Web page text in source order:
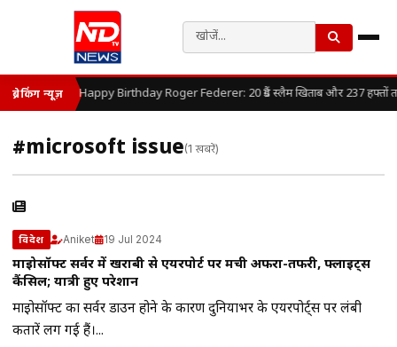
ब्रेकिंग न्यूज़ Happy Birthday Roger Federer: 20 ग्रैंड स्लैम खिताब और 237
#microsoft issue(1 खबरें)
विदेश Aniket 19 Jul 2024
माइक्रोसॉफ्ट सर्वर में खराबी से एयरपोर्ट पर मची अफरा-तफरी, फ्लाइट्स
कैंसिल; यात्री हुए परेशान
माइक्रोसॉफ्ट का सर्वर डाउन होने के कारण दुनियाभर के एयरपोर्ट्स पर लंबी
कतारें लग गई हैं।...